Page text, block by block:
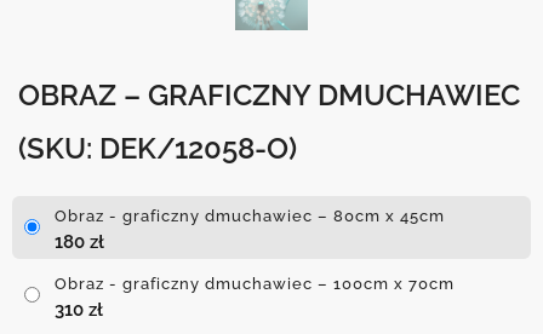
OBRAZ – GRAFICZNY DMUCHAWIEC
(SKU: DEK/12058-O)
Obraz - graficzny dmuchawiec – 80cm x 45cm
180 zł
Obraz - graficzny dmuchawiec – 100cm x 70cm
310 zł